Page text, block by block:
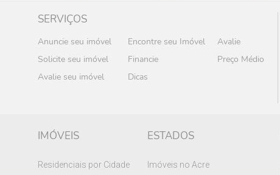
SERVIÇOS
Anuncie seu imóvel Encontre seu Imóvel
Avalie
Solicite seu imóvel
Financie
Preço Médio
Avalie seu imóvel
Dicas
IMÓVEIS
Residenciais por Cidade
ESTADOS
Imóveis no Acre